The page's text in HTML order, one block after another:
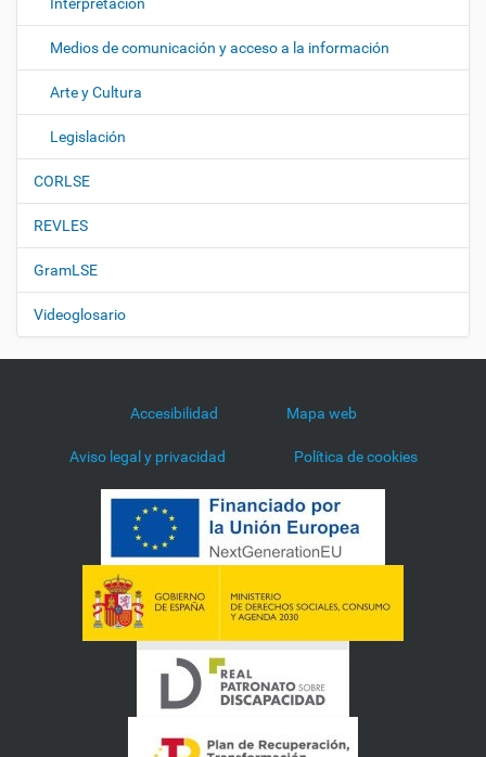
Medios de comunicación y acceso a la información
Arte y Cultura
Legislación
CORLSE
REVLES
GramLSE
Videoglosario
Accesibilidad Mapa web
Aviso legal y privacidad Política de cookies